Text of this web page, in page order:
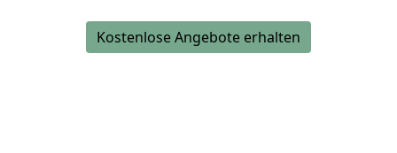
Kostenlose Angebote erhalten